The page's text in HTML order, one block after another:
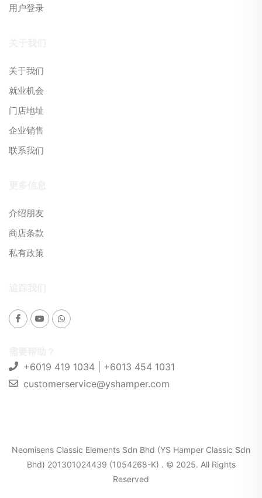
用户登录
关于我们
就业机会
门店地址
企业销售
联系我们
介绍朋友
商店条款
私有政策
+6019 419 1034 | +6013 454 1031
customerservice@yshamper.com
Neomisens Classic Elements Sdn Bhd (YS Hamper Classic Sdn
Bhd) 201301024439 (1054268-K) . © 2025. All Rights
Reserved